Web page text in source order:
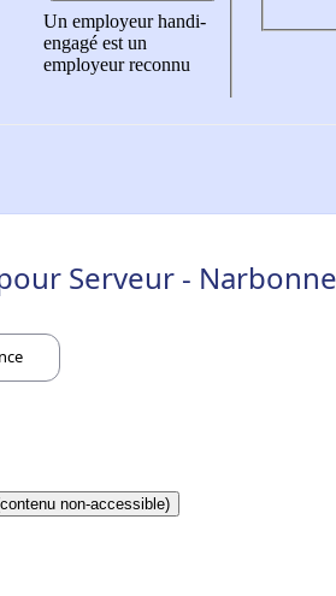
Un employeur handi-
engagé est un
employeur reconnu
Serveur -
non-accessible)